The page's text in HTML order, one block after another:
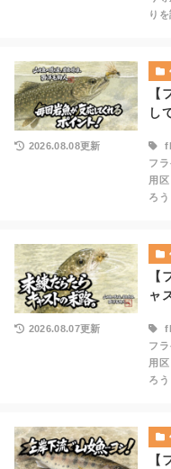
り
【
し
2026.08.08更新
フ
用区
ろう
【
ャ
2026.08.07更新
フ
用区
ろう
【